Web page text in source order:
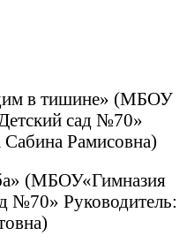
в тишине» (МБОУ
сад №70»
Сабина Рамисовна)
(МБОУ«Гимназия
Руководитель: